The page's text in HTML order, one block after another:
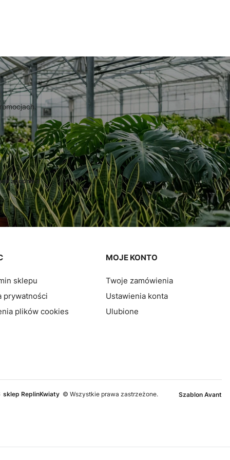
zgodnie z
sklepu
prywatności
plików cookies
MOJE KONTO
Twoje zamówienia
Ustawienia konta
Ulubione
sklep ReplinKwiaty © Wszystkie prawa zastrzeżone. Szablon Avant